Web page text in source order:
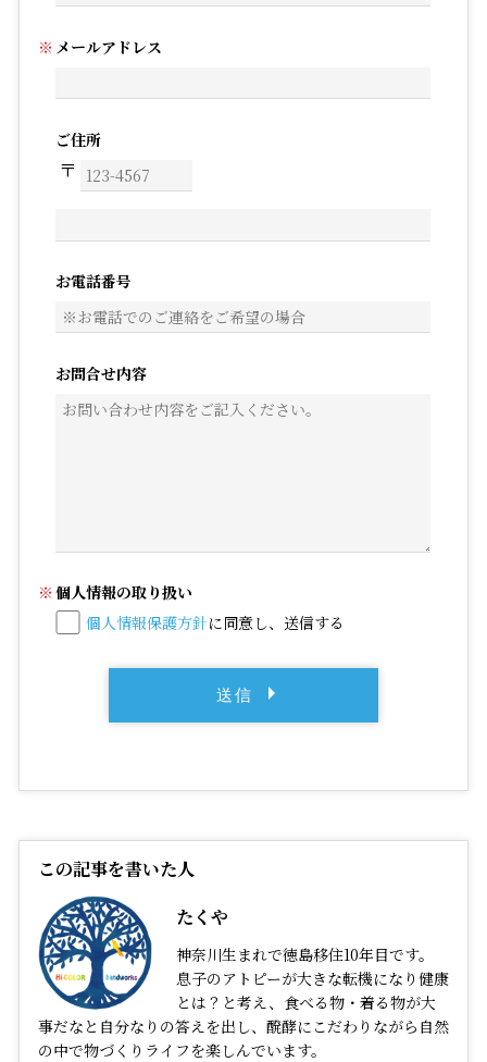
メールアドレス
ご住所
お電話番号
お問合せ内容
個人情報の取り扱い
個人情報保護方針に同意し、送信する
この記事を書いた人
たくや
神奈川生まれで徳島移住10年目です。
息子のアトピーが大きな転機になり健康
とは？と考え、食べる物・着る物が大
事だなと自分なりの答えを出し、醗酵にこだわりながら自然
の中で物づくりライフを楽しんでいます。